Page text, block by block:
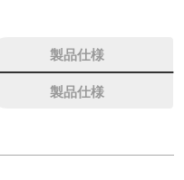
製品仕様
製品仕様